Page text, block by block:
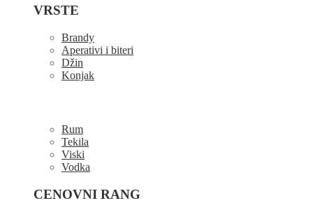
VRSTE
Brandy
Aperativi i biteri
Džin
Konjak
Rum
Tekila
Viski
Vodka
CENOVNI RANG